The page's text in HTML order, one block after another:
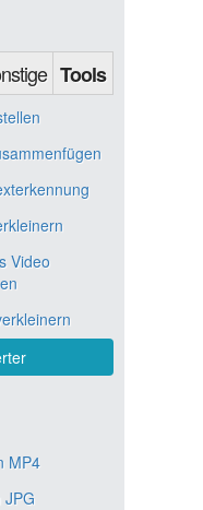
Tools
Video
MP4
JPG